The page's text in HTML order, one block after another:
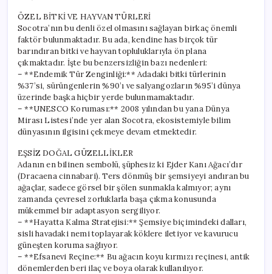
ÖZEL BİTKİ VE HAYVAN TÜRLERİ
Socotra’nın bu denli özel olmasını sağlayan birkaç önemli
faktör bulunmaktadır. Bu ada, kendine has birçok tür
barındıran bitki ve hayvan topluluklarıyla ön plana
çıkmaktadır. İşte bu benzersizliğin bazı nedenleri:
– **Endemik Tür Zenginliği:** Adadaki bitki türlerinin
%37’si, sürüngenlerin %90’ı ve salyangozların %95’i dünya
üzerinde başka hiçbir yerde bulunmamaktadır.
– **UNESCO Koruması:** 2008 yılından bu yana Dünya
Mirası Listesi’nde yer alan Socotra, ekosistemiyle bilim
dünyasının ilgisini çekmeye devam etmektedir.
EŞSİZ DOĞAL GÜZELLİKLER
Adanın en bilinen sembolü, şüphesiz ki Ejder Kanı Ağacı’dır
(Dracaena cinnabari). Ters dönmüş bir şemsiyeyi andıran bu
ağaçlar, sadece görsel bir şölen sunmakla kalmıyor; aynı
zamanda çevresel zorluklarla başa çıkma konusunda
mükemmel bir adaptasyon sergiliyor.
– **Hayatta Kalma Stratejisi:** Şemsiye biçimindeki dalları,
sisli havadaki nemi toplayarak köklere iletiyor ve kavurucu
güneşten koruma sağlıyor.
– **Efsanevi Reçine:** Bu ağacın koyu kırmızı reçinesi, antik
dönemlerden beri ilaç ve boya olarak kullanılıyor.